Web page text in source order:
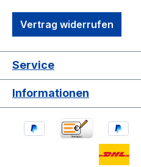
Vertrag widerrufen
Service
Informationen